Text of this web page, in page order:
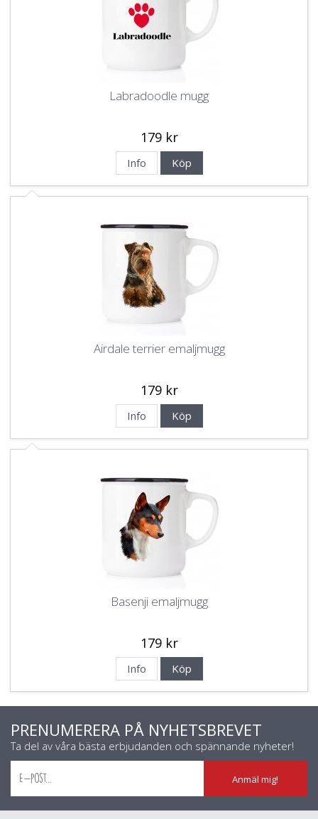
Labradoodle mugg
179 kr
Info Köp
Airdale terrier emaljmugg
179 kr
Info Köp
Basenji emaljmugg
179 kr
Info Köp
PRENUMERERA PÅ NYHETSBREVET
Ta del av våra bästa erbjudanden och spännande nyheter!
Anmäl mig!